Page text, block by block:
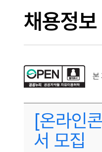
채용정보
본
[온라인
서 모집